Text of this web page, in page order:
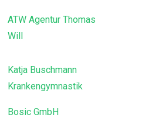
ATW Agentur Thomas
Will
Katja Buschmann
Krankengymnastik
Bosic GmbH